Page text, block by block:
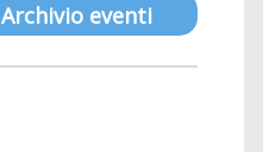
Archivio eventi